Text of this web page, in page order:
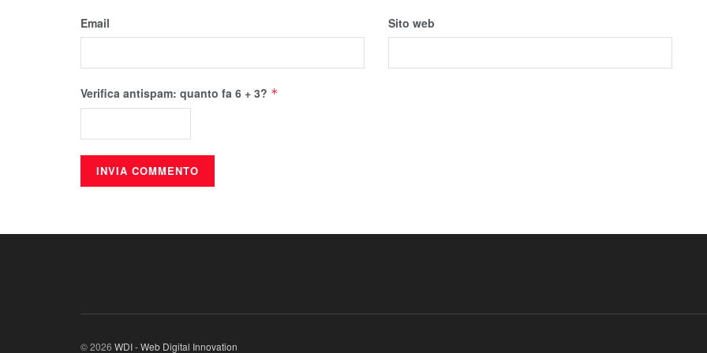
Email Sito web
Verifica antispam: quanto fa 6 + 3? *
© 2026 WDI - Web Digital Innovation